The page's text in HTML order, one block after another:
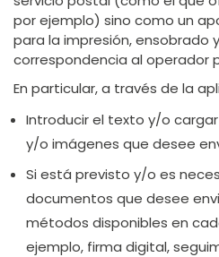
por ejemplo) sino como un
para la impresión, ensobrado
correspondencia al operador
En particular, a través de la
Introducir el texto y/o
y/o imágenes que desee
Si está previsto y/o es
documentos que desee
métodos disponibles en
ejemplo, firma digital,